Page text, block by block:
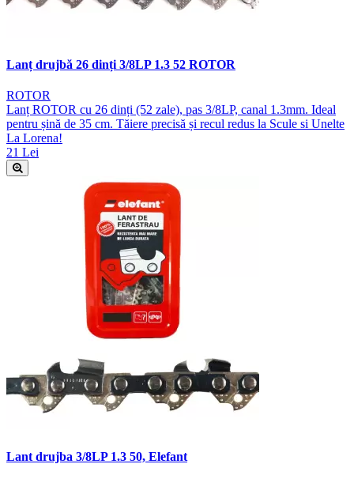
Lanț drujbă 26 dinți 3/8LP 1.3 52 ROTOR
ROTOR
Lanț ROTOR cu 26 dinți (52 zale), pas 3/8LP, canal 1.3mm. Ideal
pentru șină de 35 cm. Tăiere precisă și recul redus la Scule si Unelte
La Lorena!
21 Lei
Lant drujba 3/8LP 1.3 50, Elefant